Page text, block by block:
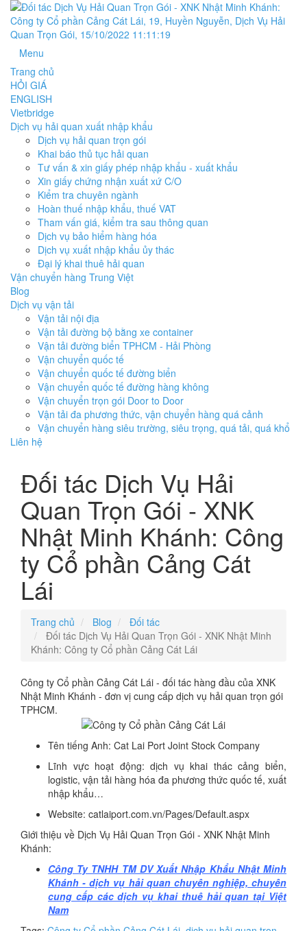
Menu
Trang chủ
HỎI GIÁ
ENGLISH
Vietbridge
Dịch vụ hải quan xuất nhập khẩu
Dịch vụ hải quan trọn gói
Khai báo thủ tục hải quan
Tư vấn & xin giấy phép nhập khẩu - xuất khẩu
Xin giấy chứng nhận xuất xứ C/O
Kiểm tra chuyên ngành
Hoàn thuế nhập khẩu, thuế VAT
Tham vấn giá, kiểm tra sau thông quan
Dịch vụ bảo hiểm hàng hóa
Dịch vụ xuất nhập khẩu ủy thác
Đại lý khai thuê hải quan
Vận chuyển hàng Trung Việt
Blog
Dịch vụ vận tải
Vận tải nội địa
Vận tải đường bộ bằng xe container
Vận tải đường biển TPHCM - Hải Phòng
Vận chuyển quốc tế
Vận chuyển quốc tế đường biển
Vận chuyển quốc tế đường hàng không
Vận chuyển trọn gói Door to Door
Vận tải đa phương thức, vận chuyển hàng quá cảnh
Vận chuyển hàng siêu trường, siêu trọng, quá tải, quá khổ
Liên hệ
Đối tác Dịch Vụ Hải
Quan Trọn Gói - XNK
Nhật Minh Khánh: Công
ty Cổ phần Cảng Cát
Lái
Trang chủ Blog
Đối tác
Đối tác Dịch Vụ Hải Quan Trọn Gói - XNK Nhật Minh
Khánh: Công ty Cổ phần Cảng Cát Lái
Công ty Cổ phần Cảng Cát Lái - đối tác hàng đầu của XNK
Nhật Minh Khánh - đơn vị cung cấp dịch vụ hải quan trọn gói
TPHCM.
Tên tiếng Anh: Cat Lai Port Joint Stock Company
Lĩnh vực hoạt động: dịch vụ khai thác cảng biển,
logistic, vận tải hàng hóa đa phương thức quốc tế, xuất
nhập khẩu…
Website: catlaiport.com.vn/Pages/Default.aspx
Giới thiệu về Dịch Vụ Hải Quan Trọn Gói - XNK Nhật Minh
Khánh:
Công Ty TNHH TM DV Xuất Nhập Khẩu Nhật Minh
Khánh - dịch vụ hải quan chuyên nghiệp, chuyên
cung cấp các dịch vụ khai thuê hải quan tại Việt
Nam